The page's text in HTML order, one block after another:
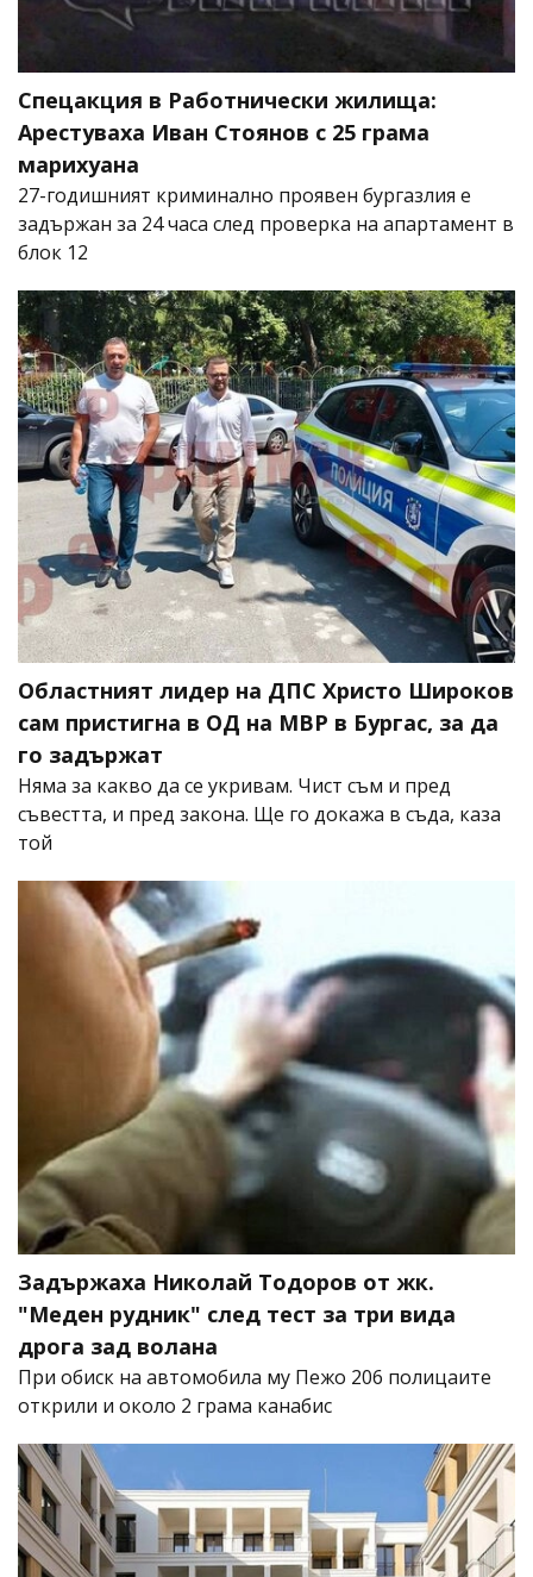
Спецакция в Работнически жилища:
Арестуваха Иван Стоянов с 25 грама
марихуана
27-годишният криминално проявен бургазлия е
задържан за 24 часа след проверка на апартамент в
блок 12
Областният лидер на ДПС Христо Широков
сам пристигна в ОД на МВР в Бургас, за да
го задържат
Няма за какво да се укривам. Чист съм и пред
съвестта, и пред закона. Ще го докажа в съда, каза
той
Задържаха Николай Тодоров от жк.
"Меден рудник" след тест за три вида
дрога зад волана
При обиск на автомобила му Пежо 206 полицаите
открили и около 2 грама канабис